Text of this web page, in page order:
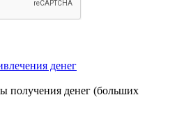
денег
получения денег (больших